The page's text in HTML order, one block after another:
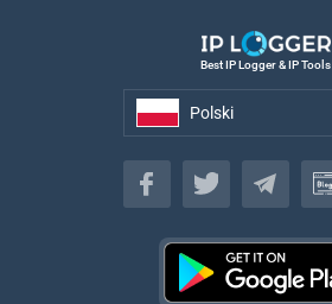
Best IP Logger & IP Tools
Polski
Polski